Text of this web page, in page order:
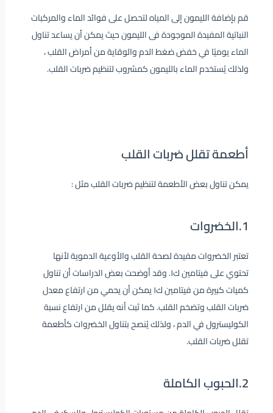
قم بإضافة الليمون إلى المياه لتحصل على فوائد الماء والمركبات
النباتية المفيدة الموجودة فى الليمون حيث يمكن أن يساعد تناول
الماء يوميًا في خفض ضغط الدم والوقاية من أمراض القلب ،
ولذلك يُستخدم الماء بالليمون كمشروب لتنظيم ضربات القلب.
أطعمة تقلل ضربات القلب
يمكن تناول بعض الأطعمة لتنظيم ضربات القلب مثل :
1.الخضروات
تعتبر الخضروات مفيدة لصحة القلب والأوعية الدموية لأنها
تحتوي على فيتامين ك١. وقد أوضحت بعض الدراسات أن تناول
كميات كبيرة من فيتامين ك١ يمكن أن يحمي من ارتفاع معدل
ضربات القلب وتضخم القلب. كما ثبت أنه يقلل من ارتفاع نسبة
الكوليسترول في الدم ، ولذلك يُنصح بتناول الخضروات كأطعمة
تقلل ضربات القلب.
2.الحبوب الكاملة